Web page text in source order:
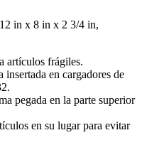
in x 8 in x 2 3/4 in,
artículos frágiles.
insertada en cargadores de
pegada en la parte superior
en su lugar para evitar